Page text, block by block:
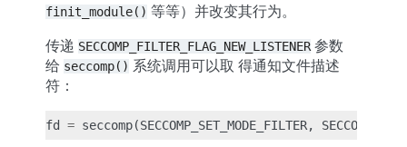
finit_module() 等等）并改变其行为。
传递 SECCOMP_FILTER_FLAG_NEW_LISTENER 参数
给 seccomp() 系统调用可以取 得通知文件描述
符：
fd = seccomp(SECCOMP_SET_MODE_FILTER,